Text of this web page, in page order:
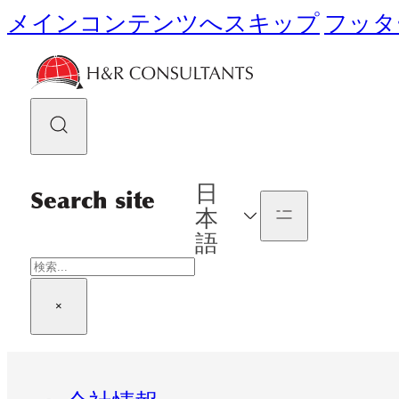
メインコンテンツへスキップ フッ
Search site
検
×
日
本
語